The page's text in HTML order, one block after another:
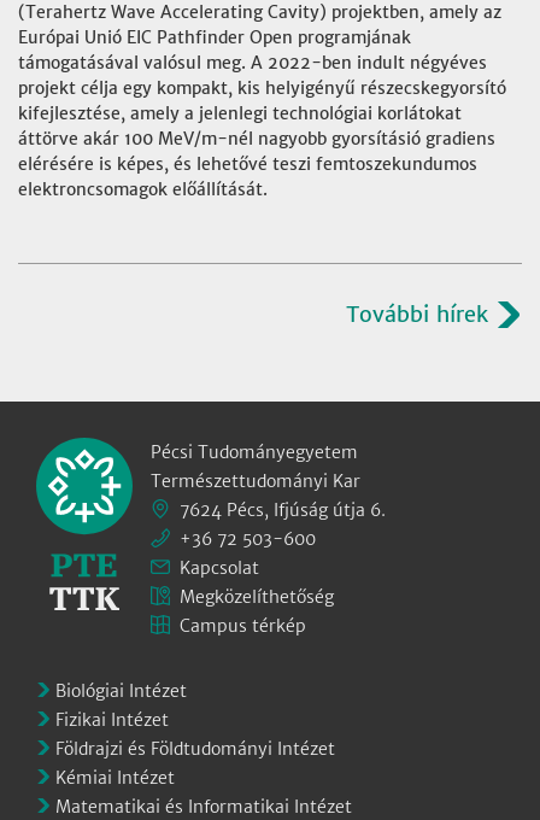
(Terahertz Wave Accelerating Cavity) projektben, amely az
Európai Unió EIC Pathfinder Open programjának
támogatásával valósul meg. A 2022-ben indult négyéves
projekt célja egy kompakt, kis helyigényű részecskegyorsító
kifejlesztése, amely a jelenlegi technológiai korlátokat
áttörve akár 100 MeV/m-nél nagyobb gyorsításió gradiens
elérésére is képes, és lehetővé teszi femtoszekundumos
elektroncsomagok előállítását.
További hírek
Pécsi Tudományegyetem
Természettudományi Kar
7624 Pécs, Ifjúság útja 6.
+36 72 503-600
Kapcsolat
Megközelíthetőség
Campus térkép
Biológiai Intézet
Fizikai Intézet
Földrajzi és Földtudományi Intézet
Kémiai Intézet
Matematikai és Informatikai Intézet